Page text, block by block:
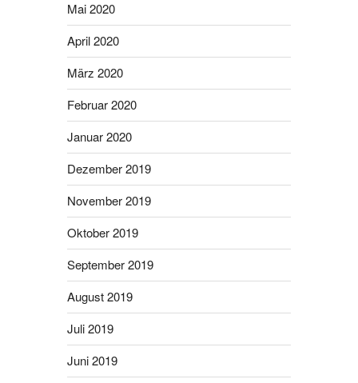
Mai 2020
April 2020
März 2020
Februar 2020
Januar 2020
Dezember 2019
November 2019
Oktober 2019
September 2019
August 2019
Juli 2019
Juni 2019